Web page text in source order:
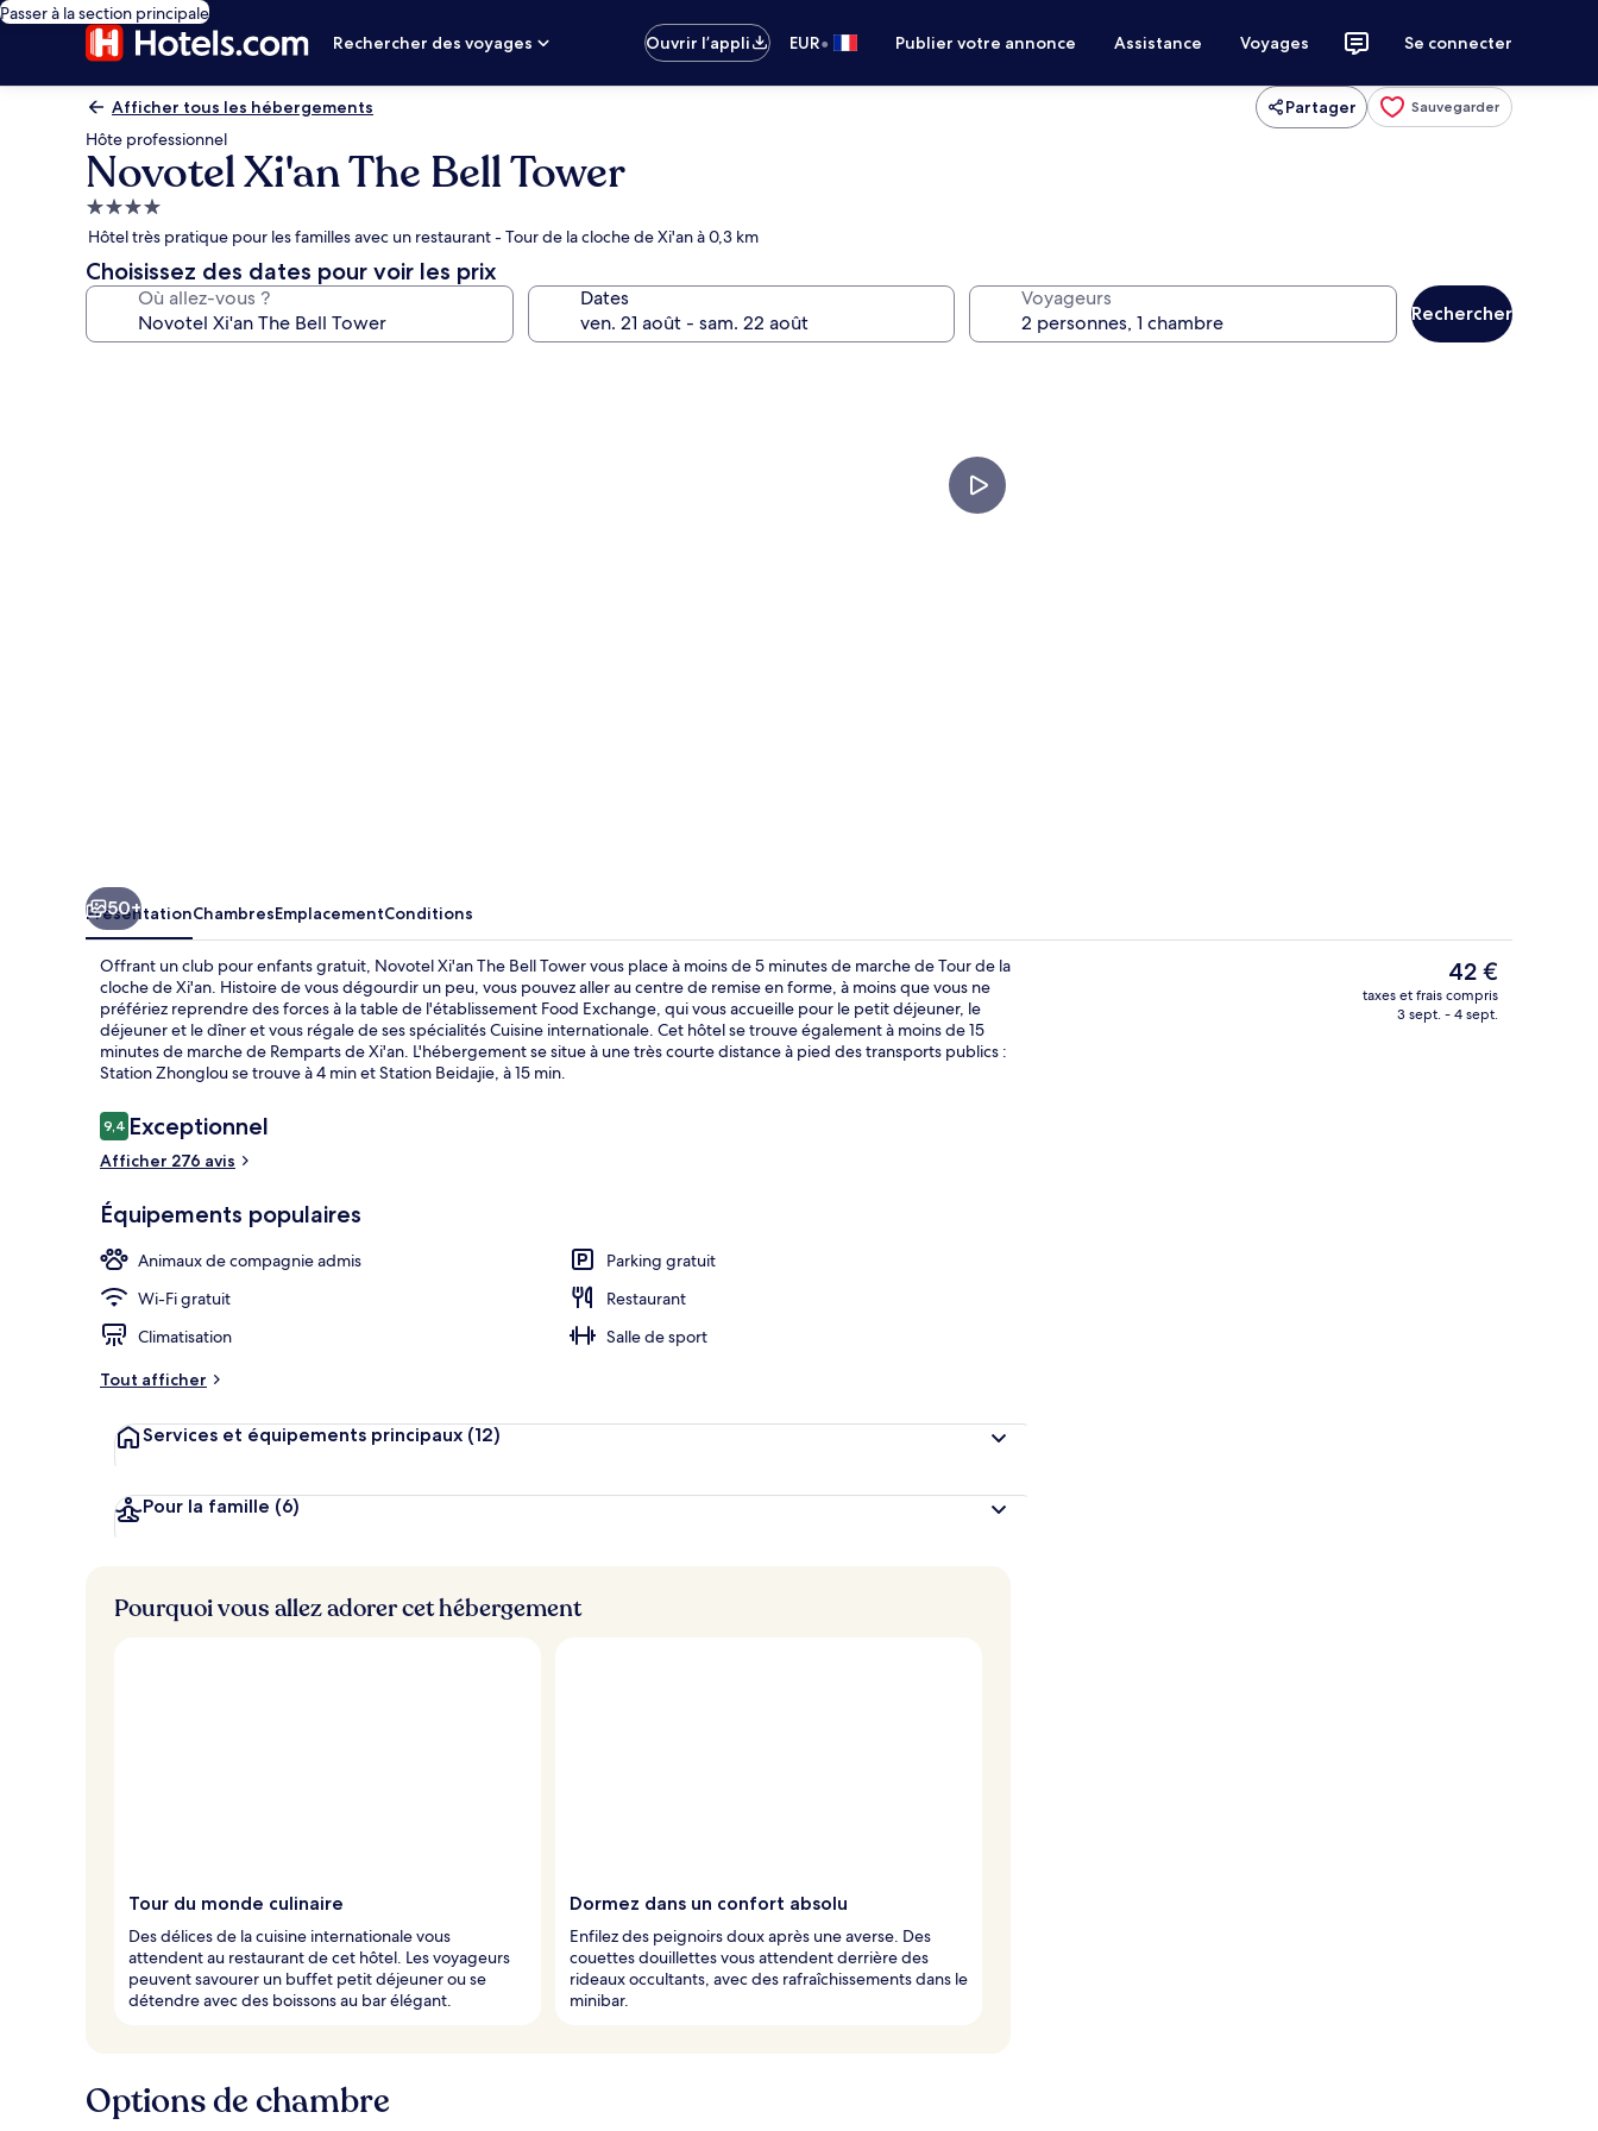
Passer à la section principale
Rechercher des voyages
Ouvrir l’appli EUR• Publier votre annonce Assistance Voyages Se connecter
Afficher tous les hébergements Partager Sauvegarder
Hôte professionnel
Novotel Xi'an The Bell Tower
Hébergement
4.0 étoiles
Hôtel très pratique pour les familles avec un restaurant - Tour de la cloche de Xi'an à 0,3 km
Choisissez des dates pour voir les prix
Où allez-vous ? Dates Voyageurs
Rechercher
Réception
50+
PrésentationChambresEmplacementConditions
Offrant un club pour enfants gratuit, Novotel Xi'an The Bell Tower vous place à moins de 5 minutes de marche de Tour de la
cloche de Xi'an. Histoire de vous dégourdir un peu, vous pouvez aller au centre de remise en forme, à moins que vous ne
préfériez reprendre des forces à la table de l'établissement Food Exchange, qui vous accueille pour le petit déjeuner, le
déjeuner et le dîner et vous régale de ses spécialités Cuisine internationale. Cet hôtel se trouve également à moins de 15
minutes de marche de Remparts de Xi'an. L'hébergement se situe à une très courte distance à pied des transports publics :
Station Zhonglou se trouve à 4 min et Station Beidajie, à 15 min.
Avis
voyageurs
9,49,4 sur 10
Exceptionnel
Afficher 276 avis
Équipements populaires
Animaux de compagnie admis
Parking gratuit
Wi-Fi gratuit
Restaurant
Climatisation
Salle de sport
Tout afficher
Services et équipements principaux (12)
Pour la famille (6)
Le
prix
actuel
42 €
taxes et frais compris
3 sept. - 4 sept.
Pourquoi vous allez adorer cet hébergement
Tour du monde culinaire
Des délices de la cuisine internationale vous
attendent au restaurant de cet hôtel. Les voyageurs
peuvent savourer un buffet petit déjeuner ou se
détendre avec des boissons au bar élégant.
Dormez dans un confort absolu
Enfilez des peignoirs doux après une averse. Des
couettes douillettes vous attendent derrière des
rideaux occultants, avec des rafraîchissements dans le
minibar.
Options de chambre